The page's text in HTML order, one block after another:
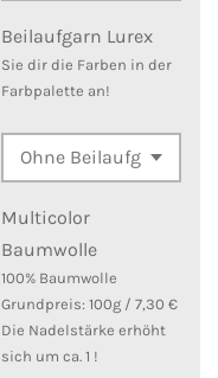
Beilaufgarn Lurex
Sie dir die Farben in der
Farbpalette an!
Multicolor
Baumwolle
100% Baumwolle
Grundpreis: 100g / 7,30 €
Die Nadelstärke erhöht
sich um ca. 1 !